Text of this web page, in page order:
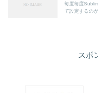
毎度毎度
て設定するの
スポ